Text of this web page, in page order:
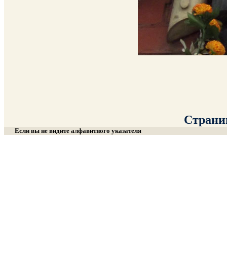
Если вы не видите алфавитного указателя